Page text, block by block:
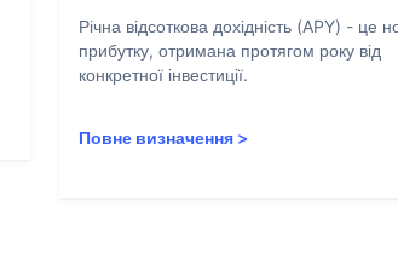
Річна відсоткова дохідність (APY) - це
прибутку, отримана протягом року від
конкретної інвестиції.
Повне визначення >